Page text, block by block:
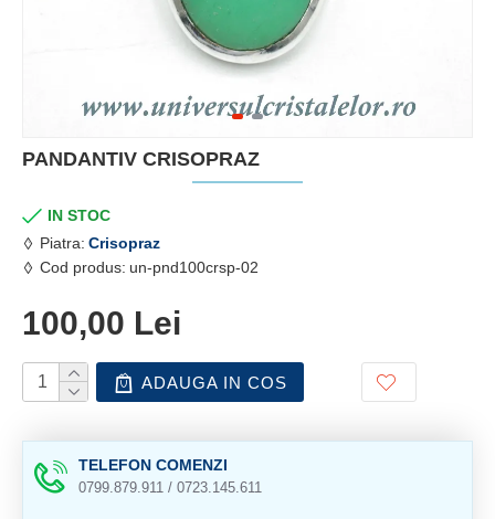
PANDANTIV CRISOPRAZ
IN STOC
Piatra: Crisopraz
Cod produs: un-pnd100crsp-02
100,00 Lei
ADAUGA IN COS
TELEFON COMENZI
0799.879.911 / 0723.145.611